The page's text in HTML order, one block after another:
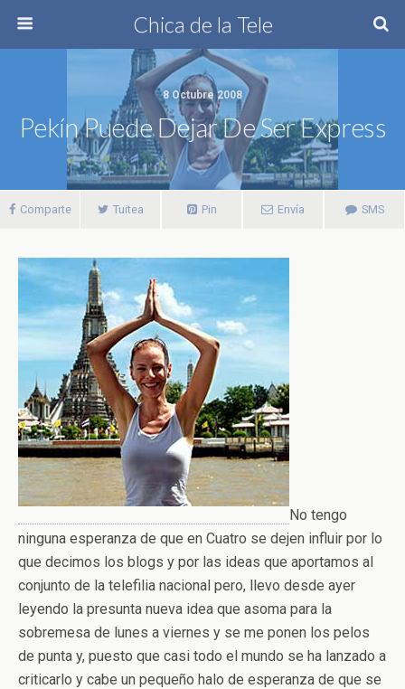
Chica de la Tele
8 Octubre 2008
Pekín Puede Dejar De Ser Express
Comparte Tuitea Pin Envía SMS
No tengo
ninguna esperanza de que en Cuatro se dejen influir por lo
que decimos los blogs y por las ideas que aportamos al
conjunto de la telefilia nacional pero, llevo desde ayer
leyendo la presunta nueva idea que asoma para la
sobremesa de lunes a viernes y se me ponen los pelos
de punta y, puesto que casi todo el mundo se ha lanzado a
criticarlo y cabe un pequeño halo de esperanza de que se